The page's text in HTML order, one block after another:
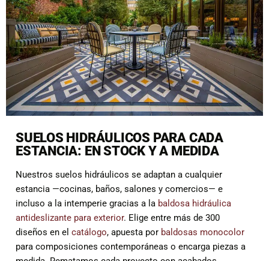
SUELOS HIDRÁULICOS PARA CADA
ESTANCIA: EN STOCK Y A MEDIDA
Nuestros suelos hidráulicos se adaptan a cualquier
estancia —cocinas, baños, salones y comercios— e
incluso a la intemperie gracias a la baldosa hidráulica
antideslizante para exterior. Elige entre más de 300
diseños en el catálogo, apuesta por baldosas monocolor
para composiciones contemporáneas o encarga piezas a